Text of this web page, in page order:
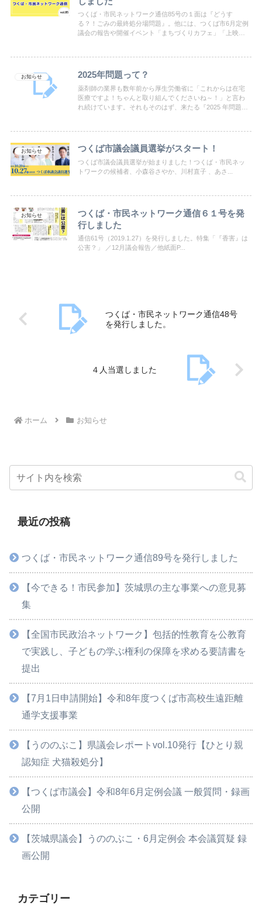
つくば・市民ネットワーク通信85号の１面は『どうす
る？！ごみの最終処分場問題』。他には、つくば市6月定例
議会の報告や開催イベント「まちづくりカフェ」「上映
お知らせ 2025年問題って？
薬剤師の業界も数年前から厚生労働省に「これからは在宅
医療ですよ！ちゃんと取り組んでくださいね～！」と言わ
れ続けています。それもそのはず、来たる『2025 年問題』
お知らせ つくば市議会議員選挙がスタート！
つくば市議会議員選挙が始まりました！つくば・市民ネッ
トワークの候補者、小森谷さやか、川村直子 、あさ...
お知らせ
つくば・市民ネットワーク通信６１号を発
行しました
通信61号（2019.1.27）を発行しました。特集「『香害』は
公害？」 ／12月議会報告／他紙面P...
つくば・市民ネットワーク通信48号
を発行しました。
４人当選しました
ホーム お知らせ
最近の投稿
つくば・市民ネットワーク通信89号を発行しました
【今できる！市民参加】茨城県の主な事業への意見募
集
【全国市民政治ネットワーク】包括的性教育を公教育
で実践し、子どもの学ぶ権利の保障を求める要請書を
提出
【7月1日申請開始】令和8年度つくば市高校生遠距離
通学支援事業
【うののぶこ】県議会レポートvol.10発行【ひとり親
認知症 犬猫殺処分】
【つくば市議会】令和8年6月定例会議 一般質問・録画
公開
【茨城県議会】うののぶこ・6月定例会 本会議質疑 録
画公開
カテゴリー